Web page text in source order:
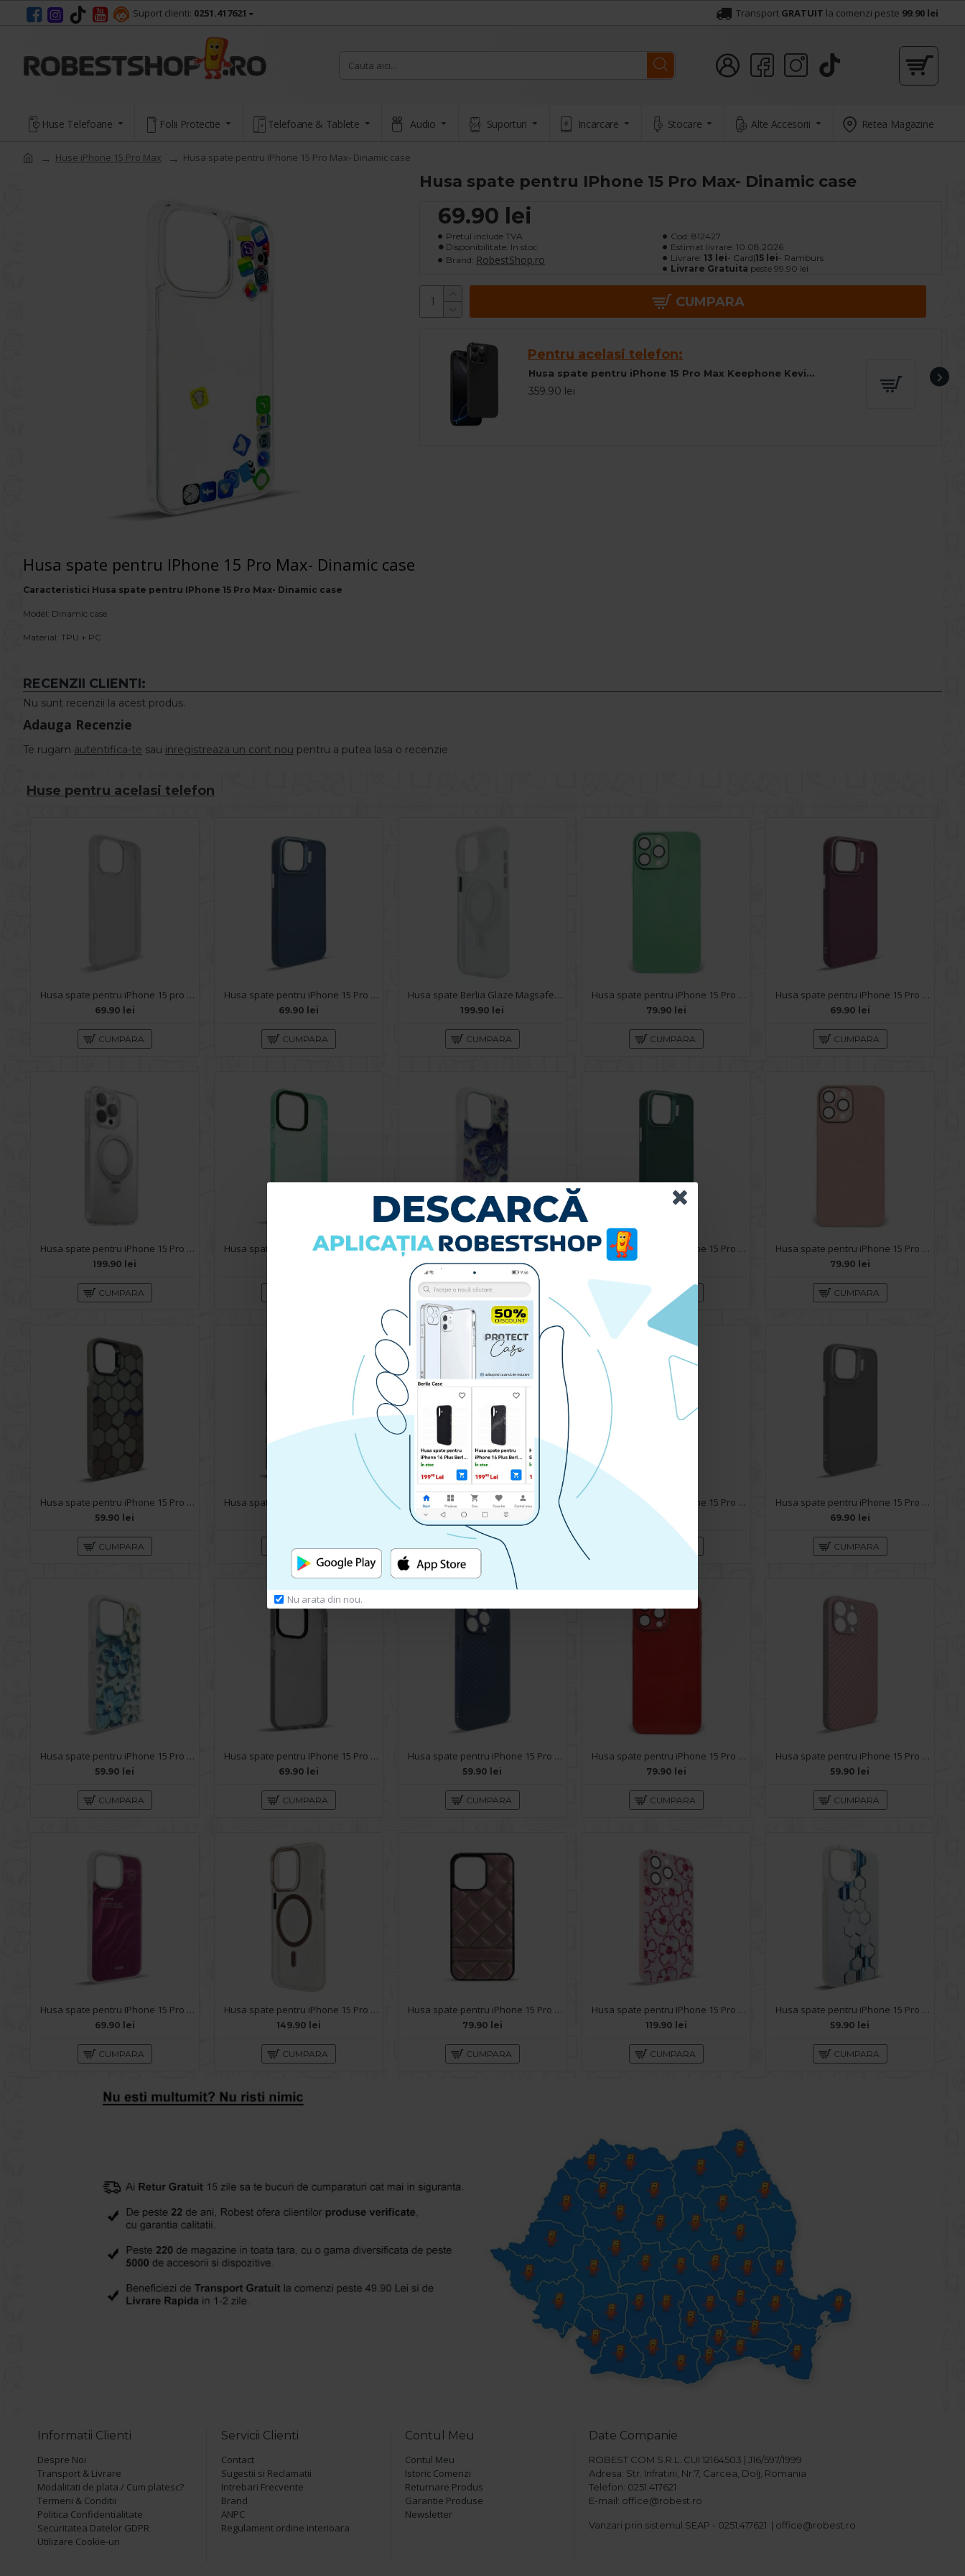
Nu arata din nou.
Suport clienti: 0251.417621 Transport GRATUIT la comenzi peste 99.90 lei
Huse Telefoane Folii Protectie Telefoane & Tablete Audio Suporturi Incarcare Stocare Alte Accesorii Retea Magazine
Huse iPhone 15 Pro Max Husa spate pentru IPhone 15 Pro Max- Dinamic case
Husa spate pentru IPhone 15 Pro Max- Dinamic case
69.90 lei
Pretul include TVA
Disponibilitate: In stoc
Brand: RobestShop.ro
Cod: 812427
Estimat livrare: 10.08.2026
Livrare: 13 lei- Card|15 lei- Ramburs
Livrare Gratuita peste 99.90 lei
CUMPARA
Pentru acelasi telefon:
Husa spate pentru iPhone 15 Pro Max Keephone Kevilar Magsafe - Negru
359.90 lei
Husa spate pentru IPhone 15 Pro Max- Dinamic case
Caracteristici Husa spate pentru IPhone 15 Pro Max- Dinamic case
Model: Dinamic case
Material: TPU + PC
RECENZII CLIENTI:
Nu sunt recenzii la acest produs.
Adauga Recenzie
Te rugam autentifica-te sau inregistreaza un cont nou pentru a putea lasa o recenzie
Huse pentru acelasi telefon
Husa spate pentru iPhone 15 pro Max- 360 case
69.90 lei
CUMPARA
Husa spate pentru iPhone 15 Pro Max- Drop case Kickstand Albastru
69.90 lei
CUMPARA
Husa spate Berlia Glaze Magsafe pentru iPhone 15 Pro Max - Clear
199.90 lei
CUMPARA
Husa spate pentru iPhone 15 Pro Max - Lito Case Turcoaz
79.90 lei
CUMPARA
Husa spate pentru iPhone 15 Pro Max- Drop case Kickstand Visiniu
69.90 lei
CUMPARA
Husa spate pentru iPhone 15 Pro Max - Joyroom Magsafe transparent
199.90 lei
CUMPARA
Husa spate pentru IPhone 15 Pro Max- KiLi case Verde Husa spate pentru iPhone 15 Pro Max- Rizz case
59.90 lei
CUMPARA
Husa spate pentru iPhone 15 Pro Max- Drop case Kickstand Verde
CUMPARA
Husa spate pentru iPhone 15 Pro Max - Lito Case Roz
79.90 lei
CUMPARA
Husa spate pentru iPhone 15 Pro Max- Bozo case Negru
59.90 lei
CUMPARA CUMPARA
Husa spate pentru IPhone 15 Pro Max- KiLi case Bleu
69.90 lei
CUMPARA
Husa spate pentru iPhone 15 Pro Max- Bozo case Rosu
59.90 lei
CUMPARA
Husa spate pentru iPhone 15 Pro Max- Drop case Kickstand Gri
69.90 lei
CUMPARA
Husa spate pentru iPhone 15 Pro Max- Rizz case
59.90 lei
CUMPARA
Husa spate pentru IPhone 15 Pro Max- KiLi case Negru
69.90 lei
CUMPARA
Husa spate pentru iPhone 15 Pro Max- Lys case Albastru
59.90 lei
CUMPARA
Husa spate pentru iPhone 15 Pro Max - Lito Case Rosu
79.90 lei
CUMPARA
Husa spate pentru iPhone 15 Pro Max- Lys case Roz
59.90 lei
CUMPARA
Husa spate pentru IPhone 15 Pro Max- Dun case Mov
69.90 lei
CUMPARA
Husa spate pentru iPhone 15 Pro Max Berlia Sheen Magsafe - Transparent/Maro
149.90 lei
CUMPARA
Husa spate pentru iPhone 15 Pro Max - Tomo case Roz
79.90 lei
CUMPARA
Husa spate pentru IPhone 15 Pro Max- Happy case
119.90 lei
CUMPARA
Husa spate pentru iPhone 15 Pro Max- Bozo case Alb
59.90 lei
CUMPARA
Informatii Clienti
Despre Noi
Transport & Livrare
Modalitati de plata / Cum platesc?
Termeni & Conditii
Politica Confidentialitate
Securitatea Datelor GDPR
Utilizare Cookie-uri
Servicii Clienti
Contact
Sugestii si Reclamatii
Intrebari Frecvente
Brand
ANPC
Regulament ordine interioara
Contul Meu
Contul Meu
Istoric Comenzi
Returnare Produs
Garantie Produse
Newsletter
Date Companie
ROBEST COM S.R.L. CUI 12164503 | J16/597/1999
Adresa: Str. Infratirii, Nr.7, Carcea, Dolj, Romania
Telefon: 0251.417621
E-mail: office@robest.ro
Vanzari prin sistemul SEAP - 0251.417621 | office@robest.ro